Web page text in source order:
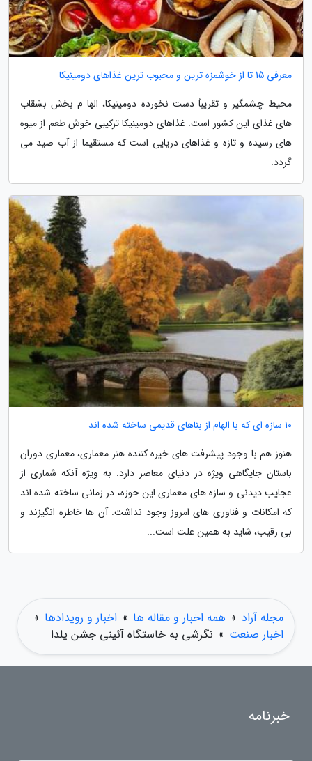
معرفی 15 تا از خوشمزه ترین و محبوب ترین غذاهای دومینیکا
محیط چشمگیر و تقریباً دست نخورده دومینیکا، الها م بخش بشقاب
های غذای این کشور است. غذاهای دومینیکا ترکیبی خوش طعم از میوه
های رسیده و تازه و غذاهای دریایی است که مستقیما از آب صید می
گردد.
10 سازه ای که با الهام از بناهای قدیمی ساخته شده اند
هنوز هم با وجود پیشرفت های خیره کننده هنر معماری، معماری دوران
باستان جایگاهی ویژه در دنیای معاصر دارد. به ویژه آنکه شماری از
عجایب دیدنی و سازه های معماری این حوزه، در زمانی ساخته شده اند
که امکانات و فناوری های امروز وجود نداشت. آن ها خاطره انگیزند و
بی رقیب، شاید به همین علت است...
مجله آراد » همه اخبار و مقاله ها » اخبار و رویدادها »
اخبار صنعت » نگرشی به خاستگاه آئینی جشن یلدا
خبرنامه